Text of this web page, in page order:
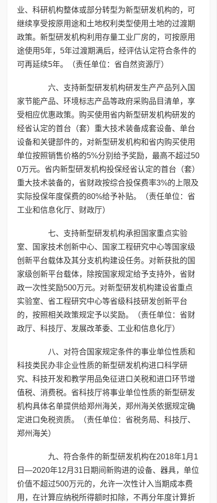
业、科研机构整体或部分转型为新型研发机构的，可
继续享受按原用途和土地权利类型使用土地的过渡期
政策。新型研发机构利用存量工业厂房的，可按原用
途使用5年，5年过渡期满后，经评估认定符合条件的
可再延续5年。（责任单位：省自然资源厅）
六、支持新型研发机构研发生产产品列入国
家节能产品、环境标志产品等政府采购品目清单，享
受相应优惠政策。购买使用省内新型研发机构研发的
经省认定的首台（套）重大技术装备成套设备、单台
设备和关键部件的，对新型研发机构和省内购买使用
单位按照销售价格的5%分别给予奖励，最高不超过50
0万元。省内新型研发机构投保经省认定的首台（套）
重大技术装备的，省财政按综合投保费率3%的上限及
实际投保年度保费的80%给予补贴。（责任单位：省
工业和信息化厅、财政厅）
七、支持新型研发机构承担国家重点实验
室、国家技术创新中心、国家工程研究中心等国家级
创新平台载体及其分支机构建设任务。对新获批的国
家级创新平台载体，除按国家规定给予支持外，省财
政一次性奖励500万元。对新型研发机构建设省重点
实验室、省工程研究中心等省级科技研发创新平台
的，按照相关政策规定予以奖励。（责任单位：省财
政厅、科技厅、发展改革委、工业和信息化厅）
八、对符合国家规定条件的事业单位性质和
科技类民办非企业性质的新型研发机构进口科学研
究、科技开发和教学用品免征进口关税和进口环节增
值税、消费税。省科技厅将事业单位性质的新型研发
机构具体名单提供给郑州海关，郑州海关依据规定确
定进口免税资质。（责任单位：省税务局、科技厅、
郑州海关）
九、符合条件的新型研发机构在2018年1月1
日—2020年12月31日期间新购进的设备、器具，单位
价值不超过500万元的，允许一次性计入当期成本费
用，在计算应纳税所得额时扣除，不再分年度计算折